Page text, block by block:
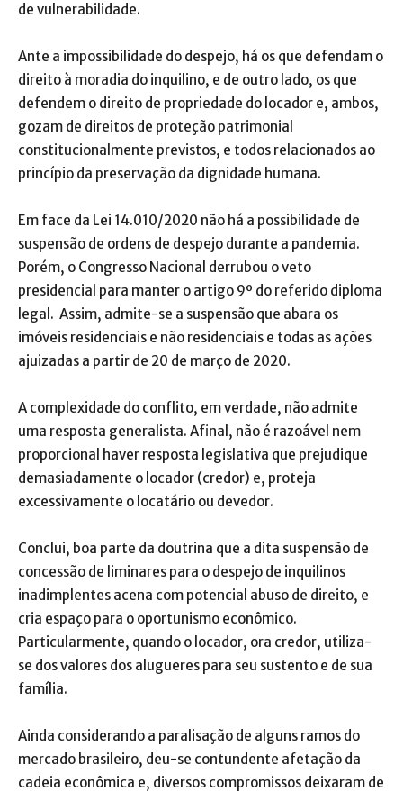
de vulnerabilidade.
Ante a impossibilidade do despejo, há os que defendam o
direito à moradia do inquilino, e de outro lado, os que
defendem o direito de propriedade do locador e, ambos,
gozam de direitos de proteção patrimonial
constitucionalmente previstos, e todos relacionados ao
princípio da preservação da dignidade humana.
Em face da Lei 14.010/2020 não há a possibilidade de
suspensão de ordens de despejo durante a pandemia.
Porém, o Congresso Nacional derrubou o veto
presidencial para manter o artigo 9º do referido diploma
legal. Assim, admite-se a suspensão que abara os
imóveis residenciais e não residenciais e todas as ações
ajuizadas a partir de 20 de março de 2020.
A complexidade do conflito, em verdade, não admite
uma resposta generalista. Afinal, não é razoável nem
proporcional haver resposta legislativa que prejudique
demasiadamente o locador (credor) e, proteja
excessivamente o locatário ou devedor.
Conclui, boa parte da doutrina que a dita suspensão de
concessão de liminares para o despejo de inquilinos
inadimplentes acena com potencial abuso de direito, e
cria espaço para o oportunismo econômico.
Particularmente, quando o locador, ora credor, utiliza-
se dos valores dos alugueres para seu sustento e de sua
família.
Ainda considerando a paralisação de alguns ramos do
mercado brasileiro, deu-se contundente afetação da
cadeia econômica e, diversos compromissos deixaram de